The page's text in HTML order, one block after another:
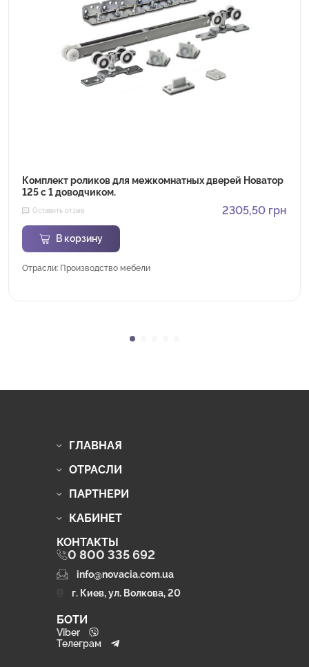
Комплект роликов для межкомнатных дверей Новатор
125 с 1 доводчиком.
Оставить отзыв 2305,50 грн
В корзину
Отрасли: Производство мебели
ГЛАВНАЯ
ОТРАСЛИ
ПАРТНЕРИ
КАБИНЕТ
КОНТАКТЫ
0 800 335 692
info@novacia.com.ua
г. Киев, ул. Волкова, 20
БОТИ
Viber
Телеграм